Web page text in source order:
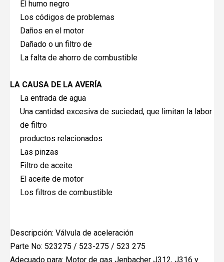
El humo negro
Los códigos de problemas
Daños en el motor
Dañado o un filtro de
La falta de ahorro de combustible
LA CAUSA DE LA AVERÍA
La entrada de agua
Una cantidad excesiva de suciedad, que limitan la labor
de filtro
productos relacionados
Las pinzas
Filtro de aceite
El aceite de motor
Los filtros de combustible
Descripción: Válvula de aceleración
Parte No: 523275 / 523-275 / 523 275
Adecuado para: Motor de gas Jenbacher J312, J316 y